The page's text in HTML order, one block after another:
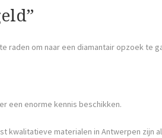
raden om naar een diamantair opzoek te
een enorme kennis beschikken.
kwalitatieve materialen in Antwerpen zijn